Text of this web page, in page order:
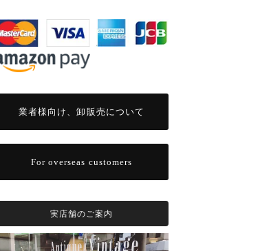
業者様向け、卸販売について
For overseas customers
実店舗のご案内